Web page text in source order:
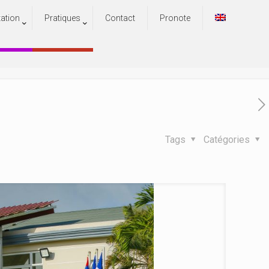
Pratiques Contact Pronote
2025
Catégories
Tags